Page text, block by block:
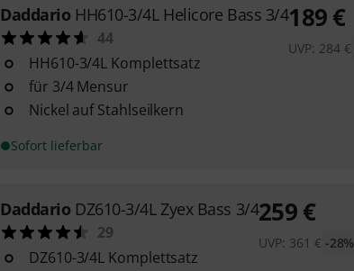
Daddario HH610-3/4L Helicore Bass 3/4
44
HH610-3/4L Komplettsatz
für 3/4 Mensur
Nickel auf Stahlseilkern
Sofort lieferbar
189€
UVP: 284 €
Daddario DZ610-3/4L Zyex Bass 3/4
29
DZ610-3/4L Komplettsatz
259 €
UVP: 361 € -28%